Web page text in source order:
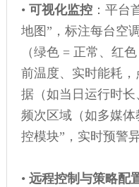
• 可视化监控：平台
地图”，标注每台空
（绿色 = 正常、红
前温度、实时能耗
据（如当日运行时
频次区域（如多媒
控模块”，实时预警
• 远程控制与策略配